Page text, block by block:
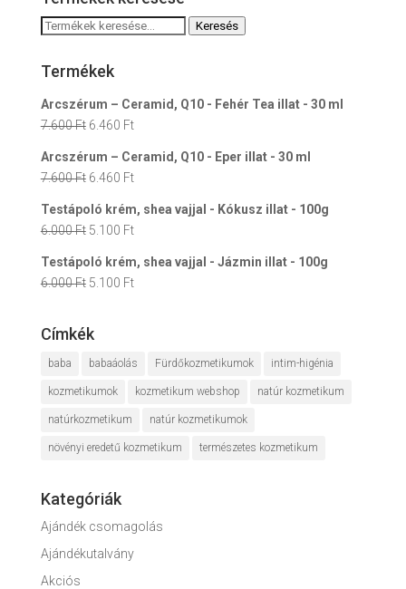
Keresés
következőre:
Keresés
Termékek
Arcszérum – Ceramid, Q10 - Fehér Tea illat - 30 ml
7.600Ft Original
was:
7.600 Ft.
6.460 FtCurrent
is:
6.460 Ft.
Arcszérum – Ceramid, Q10 - Eper illat - 30 ml
7.600Ft Original
was:
7.600 Ft.
6.460 FtCurrent
is:
6.460 Ft.
Testápoló krém, shea vajjal - Kókusz illat - 100g
6.000Ft Original
was:
6.000 Ft.
5.100 FtCurrent
is:
5.100 Ft.
Testápoló krém, shea vajjal - Jázmin illat - 100g
6.000Ft Original
6.000 Ft.
5.100 FtCurrent
Címkék
baba babaáolás Fürdőkozmetikumok intim-higénia
kozmetikumok kozmetikum webshop natúr kozmetikum
natúrkozmetikum natúr kozmetikumok
növényi eredetű kozmetikum természetes kozmetikum
Kategóriák
Ajándék csomagolás
Ajándékutalvány
Akciós